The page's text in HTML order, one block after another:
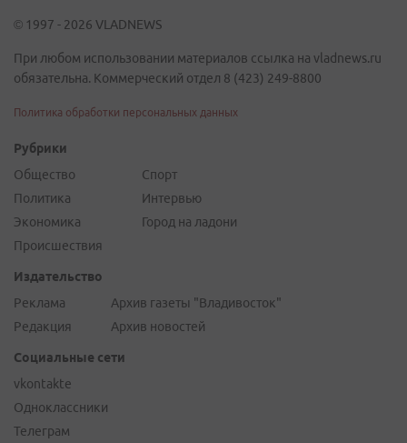
© 1997 - 2026 VLADNEWS
При любом использовании материалов ссылка на vladnews.ru
обязательна. Коммерческий отдел 8 (423) 249-8800
Политика обработки персональных данных
Рубрики
Общество
Политика
Экономика
Происшествия
Спорт
Интервью
Город на ладони
Издательство
Реклама
Редакция
Архив газеты "Владивосток"
Архив новостей
Социальные сети
vkontakte
Одноклассники
Телеграм